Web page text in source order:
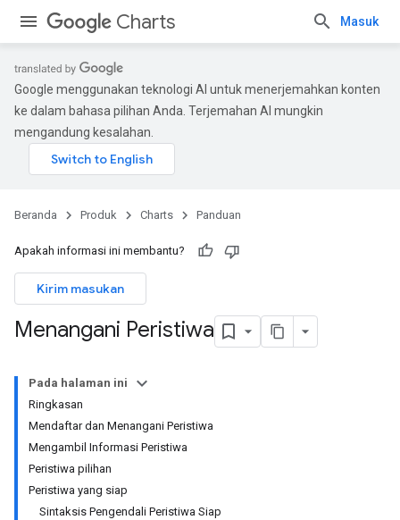
Charts Masuk
Google menggunakan teknologi AI untuk menerjemahkan konten
ke dalam bahasa pilihan Anda. Terjemahan AI mungkin
mengandung kesalahan.
Beranda Produk Charts Panduan
Apakah informasi ini membantu?
Kirim masukan
Menangani Peristiwa
Pada halaman ini
Ringkasan
Mendaftar dan Menangani Peristiwa
Mengambil Informasi Peristiwa
Peristiwa pilihan
Peristiwa yang siap
Sintaksis Pengendali Peristiwa Siap